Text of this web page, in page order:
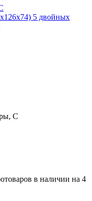
5 двойных
C
в наличии на 4